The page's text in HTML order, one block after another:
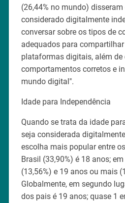
(26,44% no mundo)
considerado digitalmente
conversar sobre os tipos de
adequados para
plataformas digitais, além de
comportamentos corretos e
mundo digital".
Idade para Independência
Quando se trata da idade
seja considerada
escolha mais popular entre
Brasil (33,90%) é 18 anos;
(13,56%) e 19 anos ou mais
Globalmente, em segundo
dos pais é 19 anos; quase 1